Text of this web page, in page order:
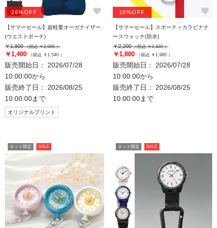
26%OFF favorite
【サマーセール】超軽量オーガナイザー
(ウエストポーチ)
￥1,900（税込 ￥2,090 ）
￥1,400 （税込 ￥1,540 ）
販売開始日： 2026/07/28
10:00:00から
販売終了日： 2026/08/25
10:00:00まで
オリジナルプリント
18%OFF favorite
【サマーセール】スポーティカラビナナ
ースウォッチ(防水)
￥2,200（税込 ￥2,420 ）
￥1,800 （税込 ￥1,980 ）
販売開始日： 2026/07/28
10:00:00から
販売終了日： 2026/08/25
10:00:00まで
ネット限定 SALE ネット限定 SALE